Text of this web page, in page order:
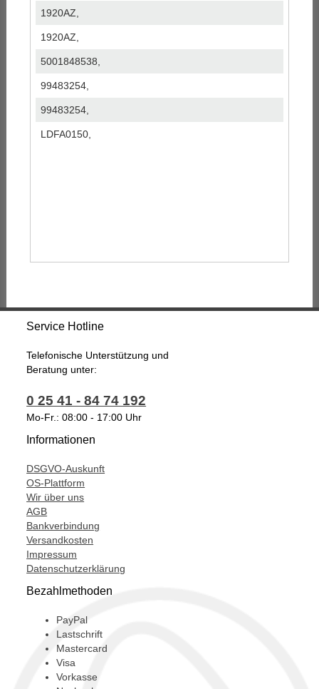
1920AZ,
1920AZ,
5001848538,
99483254,
99483254,
LDFA0150,
Service Hotline
Telefonische Unterstützung und
Beratung unter:
0 25 41 - 84 74 192
Mo-Fr.: 08:00 - 17:00 Uhr
Informationen
DSGVO-Auskunft
OS-Plattform
Wir über uns
AGB
Bankverbindung
Versandkosten
Impressum
Datenschutzerklärung
Bezahlmethoden
PayPal
Lastschrift
Mastercard
Visa
Vorkasse